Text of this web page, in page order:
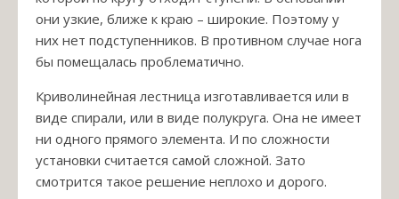
они узкие, ближе к краю – широкие. Поэтому у
них нет подступенников. В противном случае нога
бы помещалась проблематично.
Криволинейная лестница изготавливается или в
виде спирали, или в виде полукруга. Она не имеет
ни одного прямого элемента. И по сложности
установки считается самой сложной. Зато
смотрится такое решение неплохо и дорого.